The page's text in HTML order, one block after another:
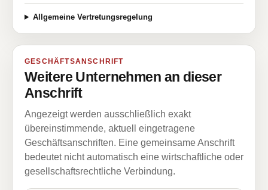
Allgemeine Vertretungsregelung
GESCHÄFTSANSCHRIFT
Weitere Unternehmen an dieser
Anschrift
Angezeigt werden ausschließlich exakt
übereinstimmende, aktuell eingetragene
Geschäftsanschriften. Eine gemeinsame Anschrift
bedeutet nicht automatisch eine wirtschaftliche oder
gesellschaftsrechtliche Verbindung.